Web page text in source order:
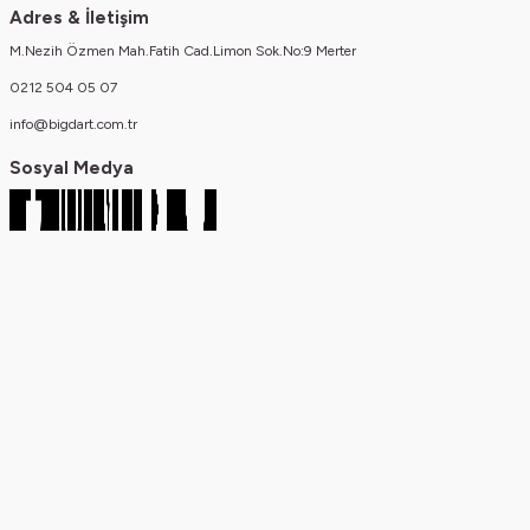
Adres & İletişim
M.Nezih Özmen Mah.Fatih Cad.Limon Sok.No:9 Merter
0212 504 05 07
info@bigdart.com.tr
Sosyal Medya